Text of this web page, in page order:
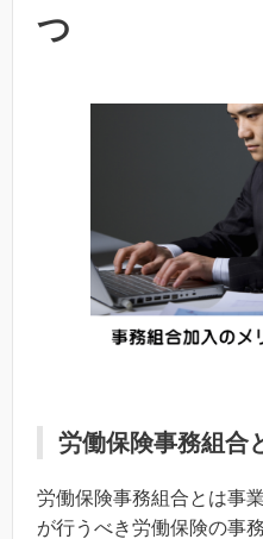
つ
労働保険事務組合
労働保険事務組合とは事
が行うべき労働保険の事